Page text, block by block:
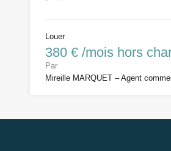
Louer
380 € /mois hors
Par
Mireille MARQUET – Agent